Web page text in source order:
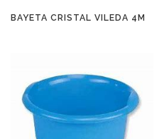
BAYETA CRISTAL VILEDA 4M